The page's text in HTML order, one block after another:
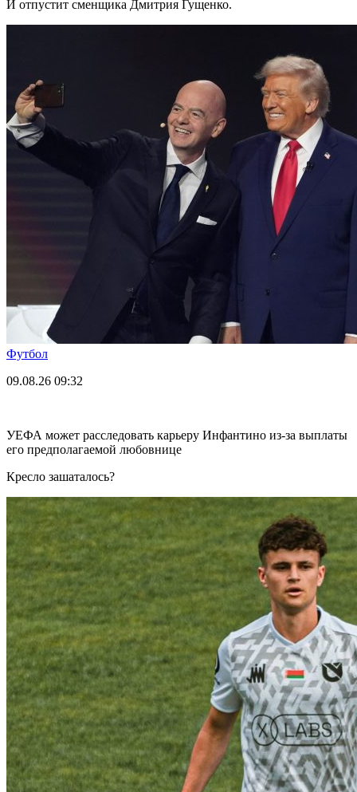
И отпустит сменщика Дмитрия Гущенко.
Футбол
09.08.26 09:32
УЕФА может расследовать карьеру Инфантино из-за выплаты
его предполагаемой любовнице
Кресло зашаталось?